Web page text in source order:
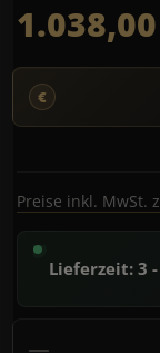
Preise inkl. MwSt.
Lieferzeit: 3
Produkt